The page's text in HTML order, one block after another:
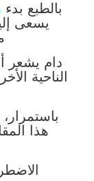
بالطبع بدء
يسعى
دام يشعر
الناحية
هذا